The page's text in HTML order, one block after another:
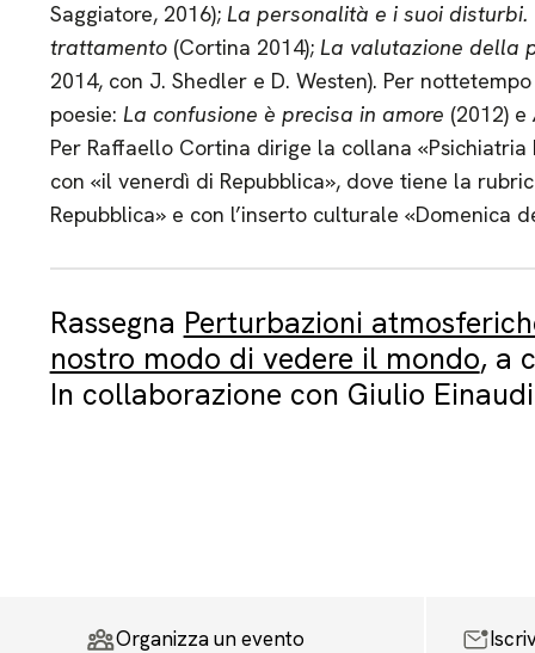
Saggiatore, 2016);La personalità e i suoi
trattamento (Cortina 2014);La valutazione della
2014, con J. Shedler e D. Westen). Per
poesie: La confusione è precisa in amore (2012) e
Per Raffaello Cortina dirige la collana
con «il venerdì di Repubblica», dove tiene la
Repubblica» e con l’inserto culturale «Domenica
Rassegna Perturbazioni
nostro modo di vedere il mondo, a
In collaborazione con Giulio
Organizza un evento